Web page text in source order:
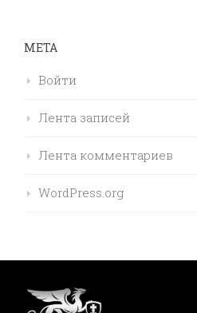
МЕТА
Войти
Лента записей
Лента комментариев
WordPress.org